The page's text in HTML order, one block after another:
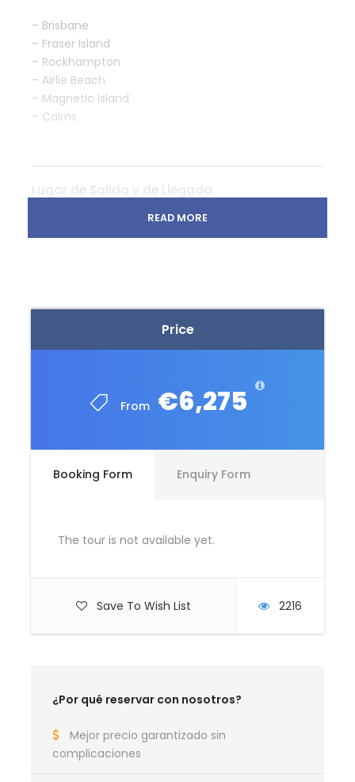
Price
From €6,275
Booking Form Enquiry Form
The tour is not available yet.
Save To Wish List 2216
¿Por qué reservar con nosotros?
Mejor precio garantizado sin
complicaciones
– Brisbane
– Fraser Island
– Rockhampton
– Airlie Beach
– Magnetic Island
– Cairns
Lugar de Salida y de Llegada
Servicio Emergencia 24 horas
Full day crucero Great Barrier Reef con
almuerzo y snorkel, semisumergible y paseo
fee. Personal de habla inglesa, francesa y
No incluye
Itinerario de la Ruta en coche
Barrera de Coral
READ MORE